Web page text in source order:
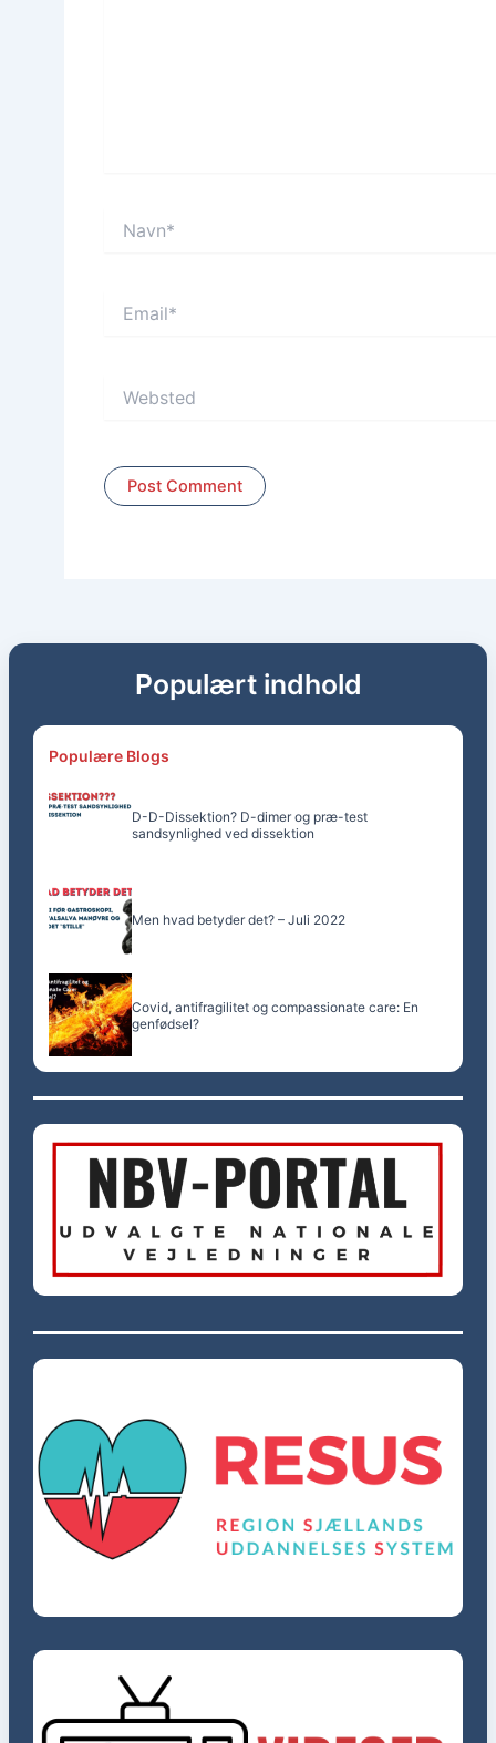
Populært indhold
Populære Blogs
D-D-Dissektion? D-dimer og præ-test
sandsynlighed ved dissektion
Men hvad betyder det? – Juli 2022
Covid, antifragilitet og compassionate care: En
genfødsel?